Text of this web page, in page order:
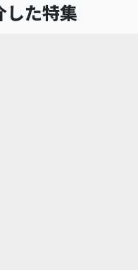
した特集